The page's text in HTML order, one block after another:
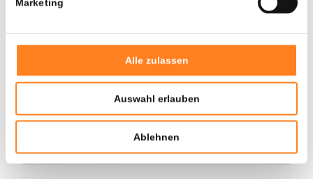
Marketing
Alle zulassen
Auswahl erlauben
Ablehnen